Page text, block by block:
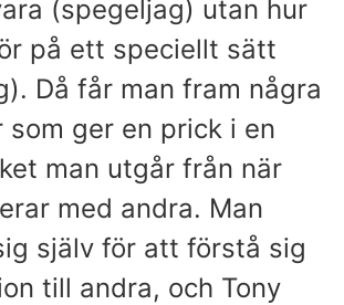
(spegeljag) utan hur
på ett speciellt sätt
Då får man fram några
som ger en prick i en
man utgår från när
med andra. Man
själv för att förstå sig
till andra, och Tony